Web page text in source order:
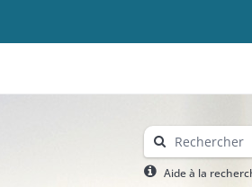
Aide à la